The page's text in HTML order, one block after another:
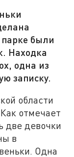
были
Находка
одна из
записку.
области
отмечает
две девочки
в
Одна